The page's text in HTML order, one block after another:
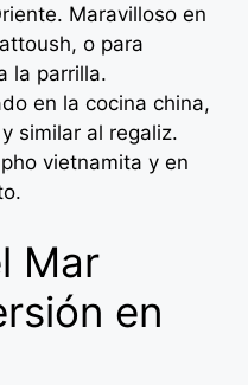
Maravilloso en
o para
la parrilla.
en la cocina china,
similar al regaliz.
vietnamita y en
Mar
en